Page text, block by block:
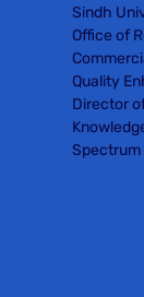
Sindh
Office of
Quality
Director
Spectrum